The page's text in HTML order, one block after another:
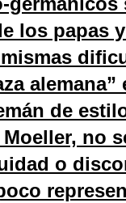
los papas
de
no
o